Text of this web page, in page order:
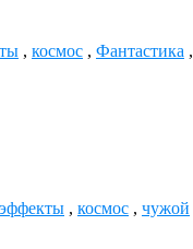
, космос , Фантастика ,
, космос , чужой